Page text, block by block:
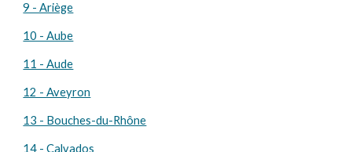
9 - Ariège
10 - Aube
11 - Aude
12 - Aveyron
13 - Bouches-du-Rhône
14 - Calvados